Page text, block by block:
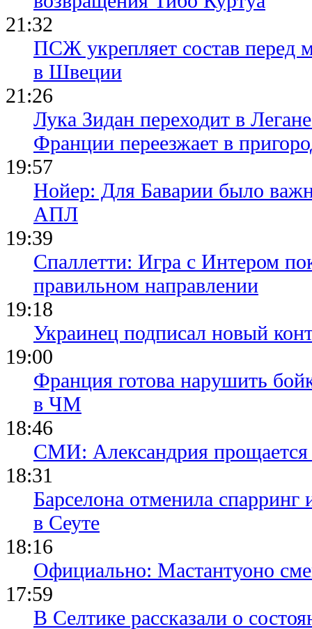
21:32
ПСЖ укрепляет состав перед
в Швеции
21:26
Лука Зидан переходит в
Франции переезжает в
19:57
Нойер: Для Баварии было
АПЛ
19:39
Спаллетти: Игра с Интером
правильном направлении
19:18
Украинец подписал новый
19:00
Франция готова нарушить
в ЧМ
18:46
СМИ: Александрия
18:31
Барселона отменила спарринг
в Сеуте
18:16
Официально: Мастантуоно
17:59
В Селтике рассказали о